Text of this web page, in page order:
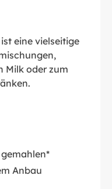
eine vielseitige
Milk oder zum
Anbau